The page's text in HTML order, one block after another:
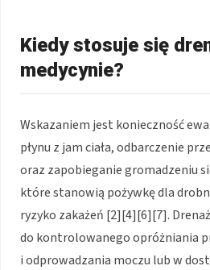
Kiedy stosuje się
medycynie?
Wskazaniem jest konieczność
płynu z jam ciała, odbarczenie
oraz zapobieganie gromadzeniu
które stanowią pożywkę dla
ryzyko zakażeń [2][4][6][7].
do kontrolowanego opróżniania
i odprowadzania moczu lub w